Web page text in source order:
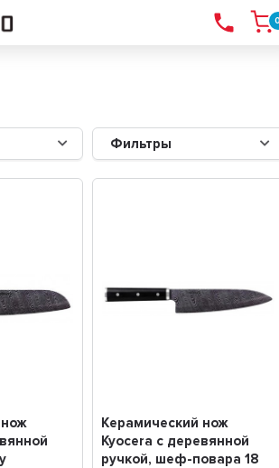
Фильтры
Керамический нож
Kyocera с деревянной
ручкой, шеф-повара 18